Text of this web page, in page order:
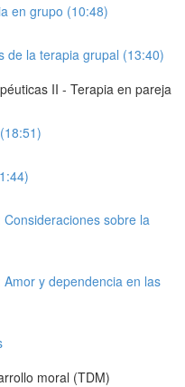
en grupo (10:48)
de la terapia grupal (13:40)
II - Terapia en pareja
sobre la
y dependencia en las
moral (TDM)